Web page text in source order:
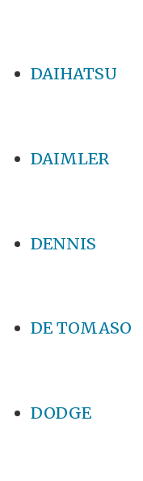
DAIHATSU
DAIMLER
DENNIS
DE TOMASO
DODGE